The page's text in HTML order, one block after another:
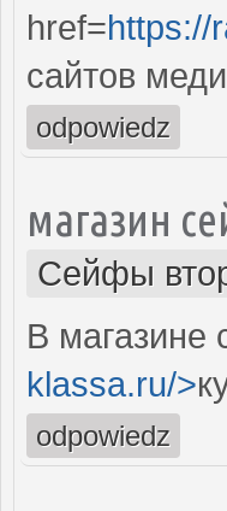
href=https://
сайтов
odpowiedz
магазин
Сейфы
В магазине
klassa.ru/>
odpowiedz